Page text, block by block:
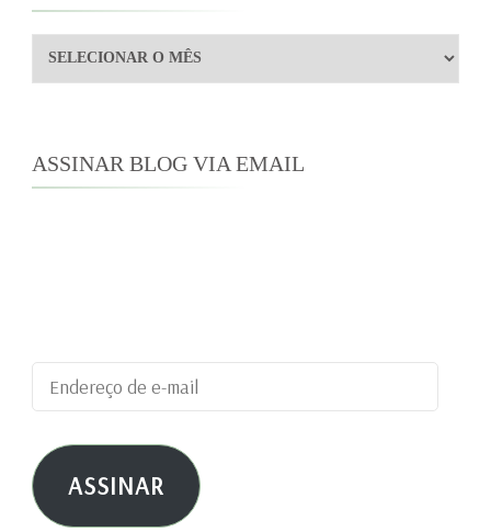
Arquivos
ASSINAR BLOG VIA EMAIL
Endereço
de
e-
mail ASSINAR